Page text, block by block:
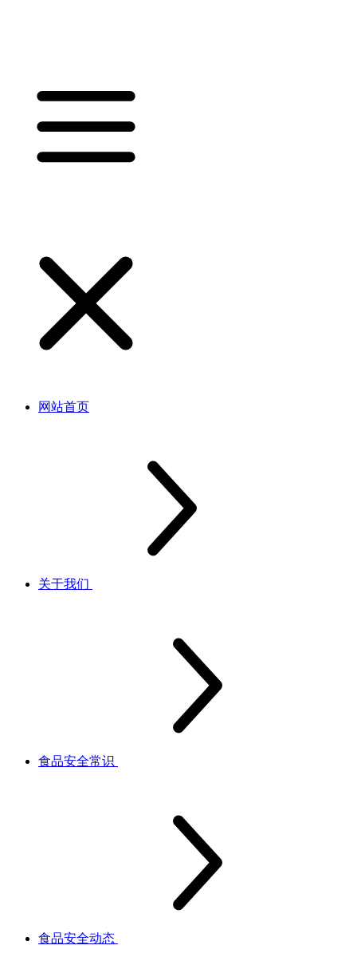
网站首页
关于我们
食品安全常识
食品安全动态